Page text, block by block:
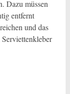
Dazu müssen
entfernt
und das